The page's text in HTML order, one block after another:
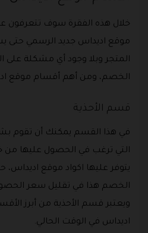
خلال هذه الفقرة سوف تتعرفون
موقع اديداس جديد الرسمي حتى
المتجر وبلا وجود أي مشكلة على
الخصم، ومن أهم أقسام موقع
قسم الأحذية
في هذا القسم يمكنك أن تقوم
التي ترغب في الحصول عليها من
يتوفر عليها اكواد موقع
الخصم هذا في تقليل سعر
ويعتبر قسم الأحذية من أبرز
اديداس في الوقت الحالي.